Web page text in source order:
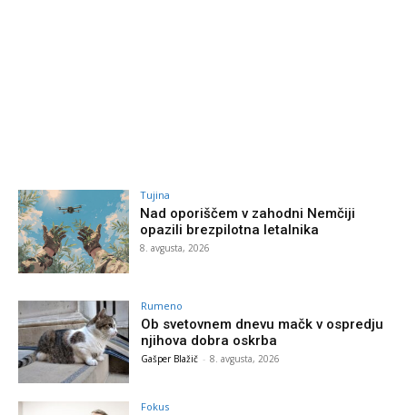
Tujina
Nad oporiščem v zahodni Nemčiji
opazili brezpilotna letalnika
8. avgusta, 2026
Rumeno
Ob svetovnem dnevu mačk v ospredju
njihova dobra oskrba
Gašper Blažič - 8. avgusta, 2026
Fokus